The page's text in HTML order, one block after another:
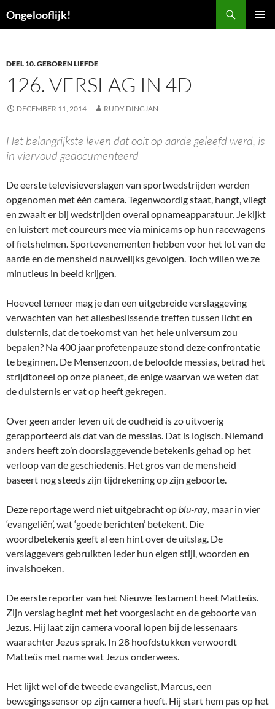
naar
Ongelooflijk!
DEEL 10. GEBOREN LIEFDE
126. VERSLAG IN 4D
DECEMBER 11, 2014 RUDY DINGJAN
Het belangrijkste leven dat ooit op aarde geleefd werd, is
in viervoud gedocumenteerd
De eerste televisieverslagen van sportwedstrijden werden
opgenomen met één camera. Tegenwoordig staat, hangt, vliegt
en zwaait er bij wedstrijden overal opnameapparatuur. Je kijkt
en luistert met coureurs mee via minicams op hun racewagens
of fietshelmen. Sportevenementen hebben voor het lot van de
aarde en de mensheid nauwelijks gevolgen. Toch willen we ze
minutieus in beeld krijgen.
Hoeveel temeer mag je dan een uitgebreide verslaggeving
verwachten van het allesbeslissende treffen tussen licht en
duisternis, dat de toekomst van het hele universum zou
bepalen? Na 400 jaar profetenpauze stond deze confrontatie
te beginnen. De Mensenzoon, de beloofde messias, betrad het
strijdtoneel op onze planeet, de enige waarvan we weten dat
de duisternis er vat op heeft gekregen.
Over geen ander leven uit de oudheid is zo uitvoerig
gerapporteerd als dat van de messias. Dat is logisch. Niemand
anders heeft zo’n doorslaggevende betekenis gehad op het
verloop van de geschiedenis. Het gros van de mensheid
baseert nog steeds zijn tijdrekening op zijn geboorte.
Deze reportage werd niet uitgebracht opblu-ray, maar in vier
‘evangeliën’, wat ‘goede berichten’ betekent. Die
woordbetekenis geeft al een hint over de uitslag. De
verslaggevers gebruikten ieder hun eigen stijl, woorden en
invalshoeken.
De eerste reporter van het Nieuwe Testament heet Matteüs.
Zijn verslag begint met het voorgeslacht en de geboorte van
Jezus. Hij laat zijn camera vooral lopen bij de lessenaars
waarachter Jezus sprak. In 28 hoofdstukken verwoordt
Matteüs met name wat Jezus onderwees.
Het lijkt wel of de tweede evangelist, Marcus, een
bewegingssensor op zijn camera heeft. Hij start hem pas op het